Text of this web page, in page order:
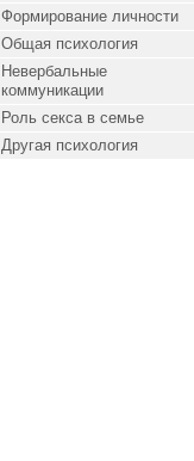
Формирование личности
Общая психология
Невербальные
коммуникации
Роль секса в семье
Другая психология